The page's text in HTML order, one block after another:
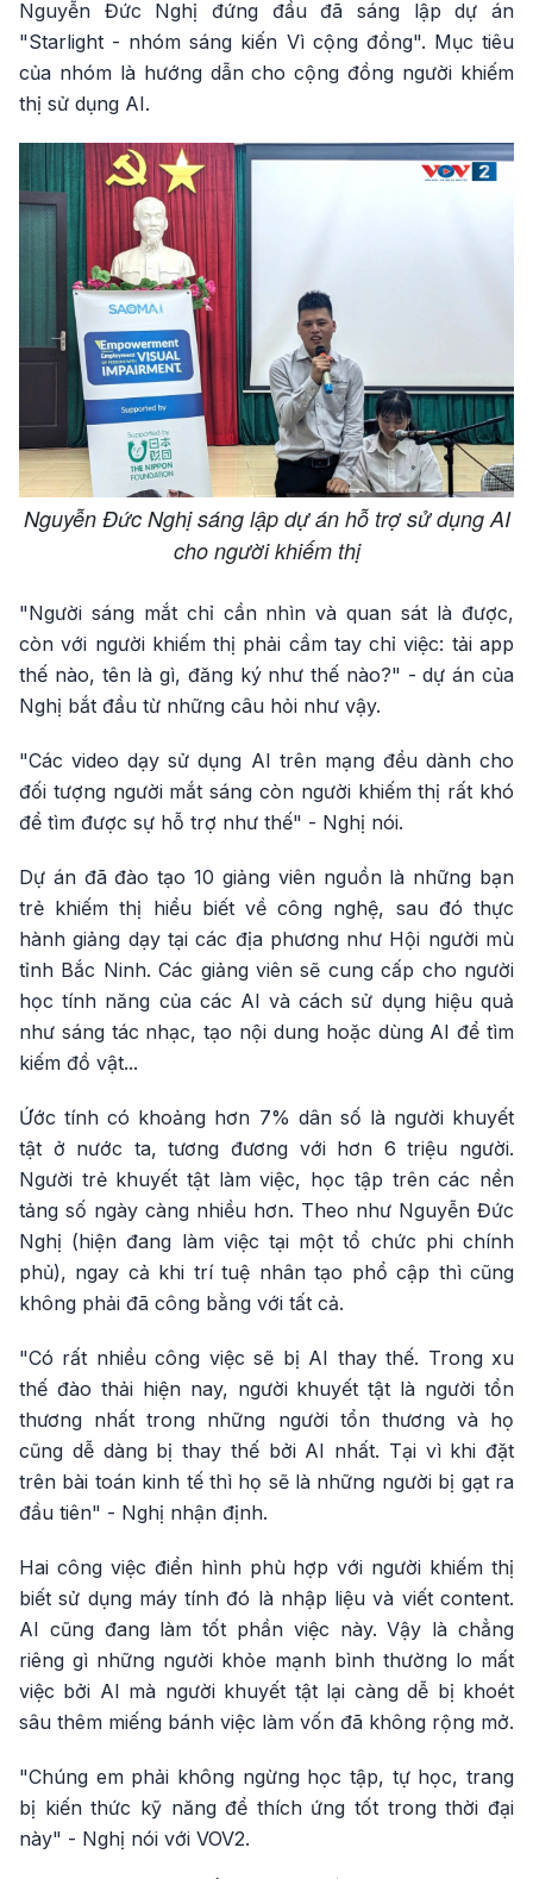
Nguyễn Đức Nghị đứng đầu đã sáng lập dự án
"Starlight - nhóm sáng kiến Vì cộng đồng". Mục tiêu
của nhóm là hướng dẫn cho cộng đồng người khiếm
thị sử dụng AI.
Nguyễn Đức Nghị sáng lập dự án hỗ trợ sử dụng AI
cho người khiếm thị
"Người sáng mắt chỉ cần nhìn và quan sát là được,
còn với người khiếm thị phải cầm tay chỉ việc: tải app
thế nào, tên là gì, đăng ký như thế nào?" - dự án của
Nghị bắt đầu từ những câu hỏi như vậy.
"Các video dạy sử dụng AI trên mạng đều dành cho
đối tượng người mắt sáng còn người khiếm thị rất khó
để tìm được sự hỗ trợ như thế" - Nghị nói.
Dự án đã đào tạo 10 giảng viên nguồn là những bạn
trẻ khiếm thị hiểu biết về công nghệ, sau đó thực
hành giảng dạy tại các địa phương như Hội người mù
tỉnh Bắc Ninh. Các giảng viên sẽ cung cấp cho người
học tính năng của các AI và cách sử dụng hiệu quả
như sáng tác nhạc, tạo nội dung hoặc dùng AI để tìm
kiếm đồ vật...
Ứớc tính có khoảng hơn 7% dân số là người khuyết
tật ở nước ta, tương đương với hơn 6 triệu người.
Người trẻ khuyết tật làm việc, học tập trên các nền
tảng số ngày càng nhiều hơn. Theo như Nguyễn Đức
Nghị (hiện đang làm việc tại một tổ chức phi chính
phủ), ngay cả khi trí tuệ nhân tạo phổ cập thì cũng
không phải đã công bằng với tất cả.
"Có rất nhiều công việc sẽ bị AI thay thế. Trong xu
thế đào thải hiện nay, người khuyết tật là người tổn
thương nhất trong những người tổn thương và họ
cũng dễ dàng bị thay thế bởi AI nhất. Tại vì khi đặt
trên bài toán kinh tế thì họ sẽ là những người bị gạt ra
đầu tiên" - Nghị nhận định.
Hai công việc điển hình phù hợp với người khiếm thị
biết sử dụng máy tính đó là nhập liệu và viết content.
AI cũng đang làm tốt phần việc này. Vậy là chẳng
riêng gì những người khỏe mạnh bình thường lo mất
việc bởi AI mà người khuyết tật lại càng dễ bị khoét
sâu thêm miếng bánh việc làm vốn đã không rộng mở.
"Chúng em phải không ngừng học tập, tự học, trang
bị kiến thức kỹ năng để thích ứng tốt trong thời đại
này" - Nghị nói với VOV2.